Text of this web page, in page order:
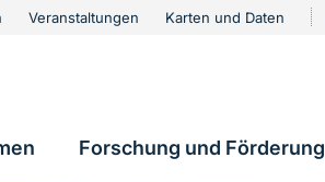
Veranstaltungen Karten und Daten
Forschung und Förderung